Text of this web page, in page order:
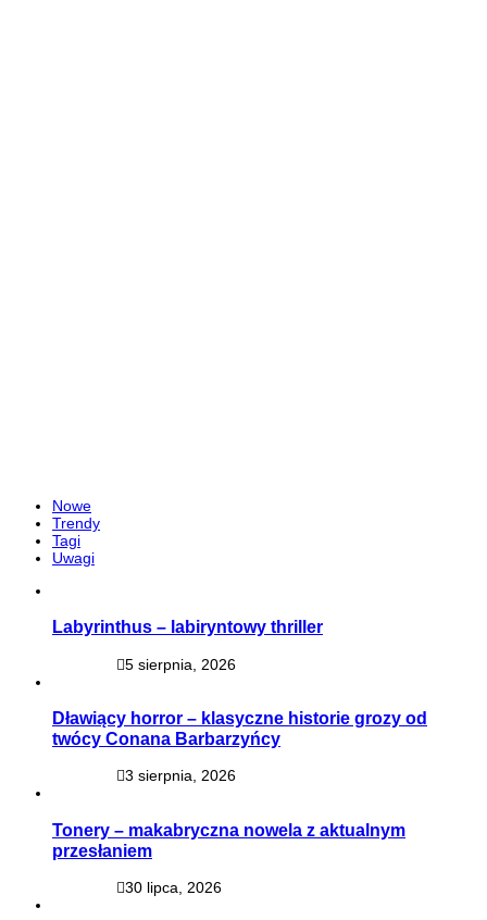
Nowe
Trendy
Tagi
Uwagi
Labyrinthus – labiryntowy thriller
5 sierpnia, 2026
Dławiący horror – klasyczne historie grozy od
twócy Conana Barbarzyńcy
3 sierpnia, 2026
Tonery – makabryczna nowela z aktualnym
przesłaniem
30 lipca, 2026